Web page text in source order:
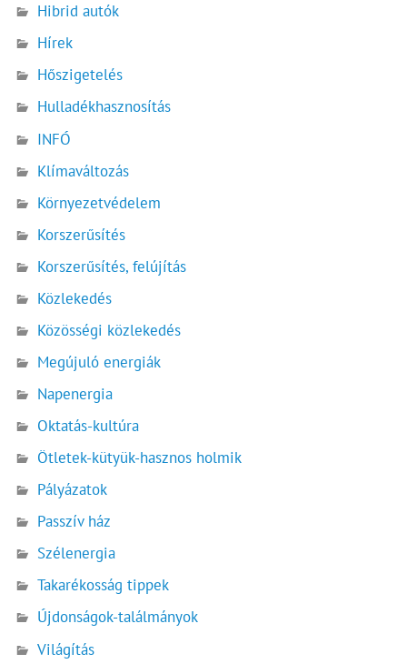
Hibrid autók
Hírek
Hőszigetelés
Hulladékhasznosítás
INFÓ
Klímaváltozás
Környezetvédelem
Korszerűsítés
Korszerűsítés, felújítás
Közlekedés
Közösségi közlekedés
Megújuló energiák
Napenergia
Oktatás-kultúra
Ötletek-kütyük-hasznos holmik
Pályázatok
Passzív ház
Szélenergia
Takarékosság tippek
Újdonságok-találmányok
Világítás